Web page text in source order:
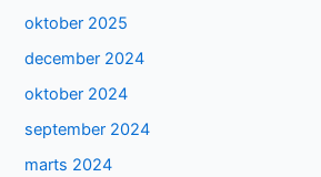
oktober 2025
december 2024
oktober 2024
september 2024
marts 2024